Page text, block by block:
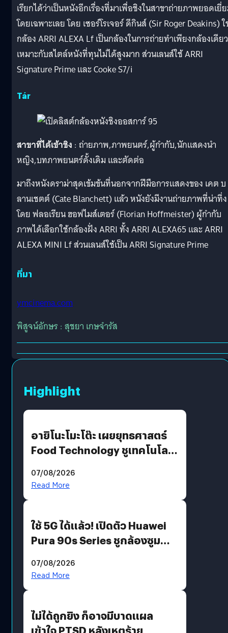
เรียกได้ว่าเป็นหนังอีกเรื่องที่มาเพื่อชิงในสาขาถ่ายภาพยอดเยี่
โดยเฉพาะเลย โดย เซอร์โรเจอร์ ดีกินส์ (Sir Roger Deakins)
กล้อง ARRI ALEXA Lf เป็นกล้องในการถ่ายทำเพียงกล้องเดียว
เหมาะกับสไตล์หนังที่ทุนไม่ได้สูงมาก ส่วนเลนส์ใช้ ARRI
Signature Prime และ Cooke S7/i
Tár
สาขาที่ได้เข้าชิง : ถ่ายภาพ,ภาพยนตร์,ผู้กำกับ,นักแสดงนำ
หญิง,บทภาพยนตร์ดั้งเดิม และตัดต่อ
มาถึงหนังดราม่าสุดเข้มข้นที่นอกจากฝีมือการแสดงของ เคต บ
ลานเชตต์ (Cate Blanchett) แล้ว หนังยังมีงานถ่ายภาพที่น่าทึ่ง
โดย ฟลอเรียน ฮอฟไมส์เตอร์ (Florian Hoffmeister) ผู้กำกับ
ภาพได้เลือกใช้กล้องฝั่ง ARRI ทั้ง ARRI ALEXA65 และ ARRI
ALEXA MINI Lf ส่วนเลนส์ใช้เป็น ARRI Signature Prime
ที่มา
ymcinema.com
พิสูจน์อักษร : สุชยา เกษจำรัส
Highlight
อายิโนะโมะโต๊ะ เผยยุทธศาสตร์
Food Technology ชูเทคโนโลยี
บริโภคและ B2B
07/08/2026
Read More
ใช้ 5G ได้แล้ว! เปิดตัว Huawei
Pura 90s Series ชูกล้องซูม
07/08/2026
Read More
ไม่ได้ถูกยิง ก็อาจมีบาดแผล
เข้าใจ PTSD หลังเหตุร้าย